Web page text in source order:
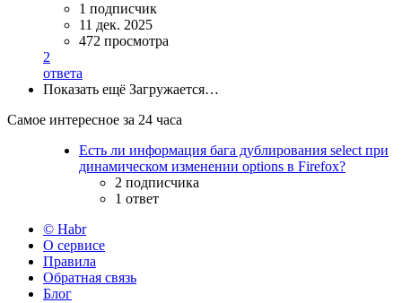
1 подписчик
11 дек. 2025
472 просмотра
2
ответа
Показать ещё Загружается…
Самое интересное за 24 часа
Есть ли информация бага дублирования select при
динамическом изменении options в Firefox?
2 подписчика
1 ответ
© Habr
О сервисе
Правила
Обратная связь
Блог